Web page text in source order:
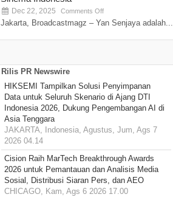
Dec 22, 2025 Comments Off
Jakarta, Broadcastmagz – Yan Senjaya adalah...
Rilis PR Newswire
HIKSEMI Tampilkan Solusi Penyimpanan
Data untuk Seluruh Skenario di Ajang DTI
Indonesia 2026, Dukung Pengembangan AI di
Asia Tenggara
JAKARTA, Indonesia, Agustus, Jum, Ags 7
2026 04.14
Cision Raih MarTech Breakthrough Awards
2026 untuk Pemantauan dan Analisis Media
Sosial, Distribusi Siaran Pers, dan AEO
CHICAGO, Kam, Ags 6 2026 17.00